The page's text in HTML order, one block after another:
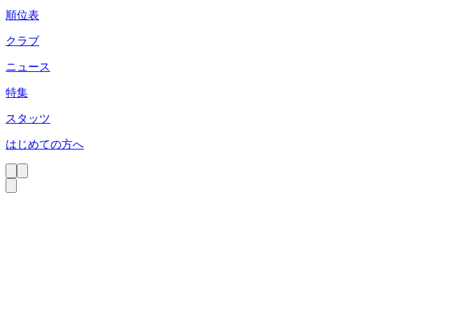
順位表
クラブ
ニュース
特集
スタッツ
はじめての方へ